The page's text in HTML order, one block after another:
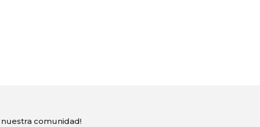
comunidad!